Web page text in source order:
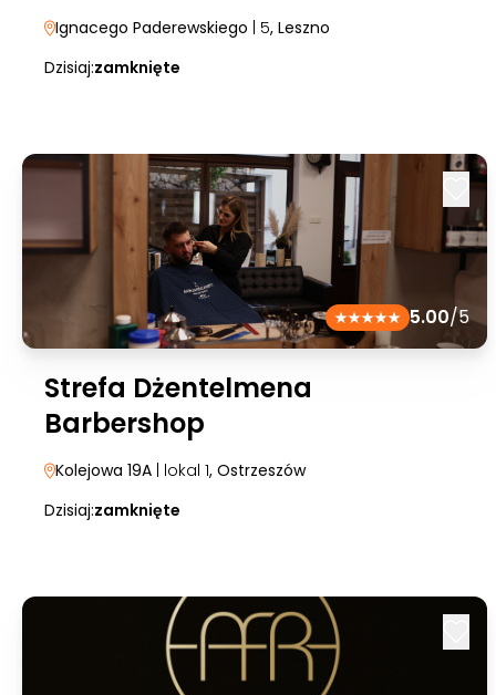
Ignacego Paderewskiego | 5, Leszno
Dzisiaj:zamknięte
5.00/5
Strefa Dżentelmena
Barbershop
Kolejowa 19A | lokal 1, Ostrzeszów
Dzisiaj:zamknięte